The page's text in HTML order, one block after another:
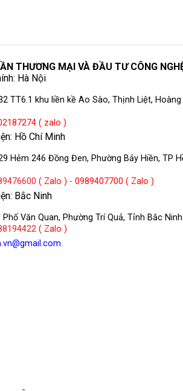
THƯƠNG MẠI VÀ ĐẦU TƯ CÔNG
Hà Nội
TT6.1 khu liền kề Ao Sào, Thịnh Liệt, Hoàng
( zalo )
Hồ Chí Minh
Hẻm 246 Đồng Đen, Phường Bảy Hiền, TP
( Zalo ) - 0989407700 ( Zalo )
Bắc Ninh
Phố Văn Quan, Phường Trí Quả, Tỉnh Bắc Ninh
( Zalo )